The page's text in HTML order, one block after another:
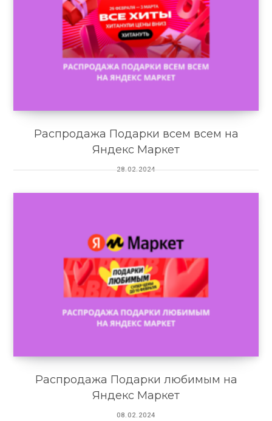
Распродажа Подарки всем всем на
Яндекс Маркет
28.02.2024
Распродажа Подарки любимым на
Яндекс Маркет
08.02.2024